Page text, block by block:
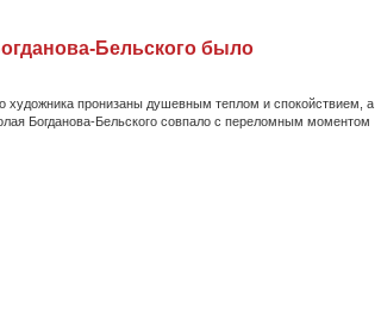
Бельского было
художника пронизаны душевным теплом и спокойствием, а
Богданова-Бельского совпало с переломным моментом